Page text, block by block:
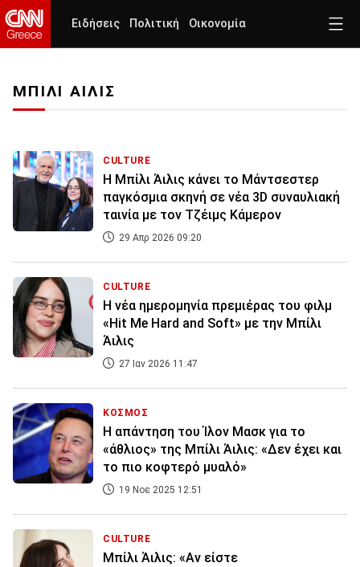
Ειδήσεις Πολιτική Οικονομία
ΜΠΙΛΙ ΑΙΛΙΣ
CULTURE
Η Μπίλι Άιλις κάνει το Μάντσεστερ
παγκόσμια σκηνή σε νέα 3D συναυλιακή
ταινία με τον Τζέιμς Κάμερον
29 Απρ 2026 09:20
CULTURE
Η νέα ημερομηνία πρεμιέρας του φιλμ
«Hit Me Hard and Soft» με την Μπίλι
Άιλις
27 Ιαν 2026 11:47
ΚΟΣΜΟΣ
H απάντηση του Ίλον Μασκ για το
«άθλιος» της Μπίλι Άιλις: «Δεν έχει και
το πιο κοφτερό μυαλό»
19 Νοε 2025 12:51
CULTURE
Μπίλι Άιλις: «Αν είστε